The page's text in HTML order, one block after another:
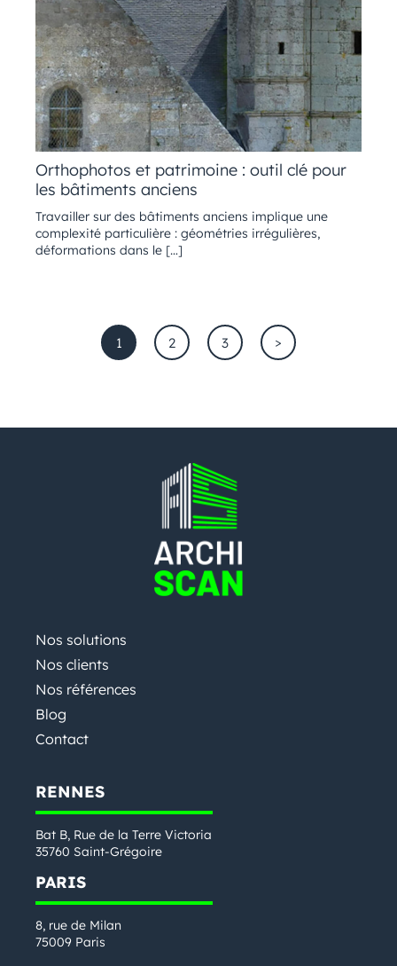
Orthophotos et patrimoine : outil clé pour
les bâtiments anciens
Travailler sur des bâtiments anciens implique une
complexité particulière : géométries irrégulières,
déformations dans le […]
1 2 3 >
Nos solutions
Nos clients
Nos références
Blog
Contact
RENNES
Bat B, Rue de la Terre Victoria
35760 Saint-Grégoire
PARIS
8, rue de Milan
75009 Paris